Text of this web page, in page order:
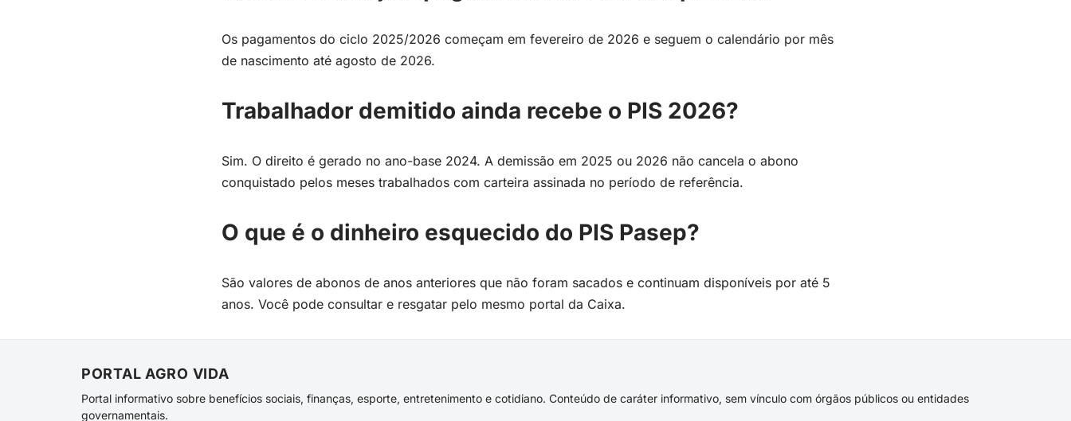
Os pagamentos do ciclo 2025/2026 começam em fevereiro de 2026 e seguem o calendário por mês
de nascimento até agosto de 2026.
Trabalhador demitido ainda recebe o PIS 2026?
Sim. O direito é gerado no ano-base 2024. A demissão em 2025 ou 2026 não cancela o abono
conquistado pelos meses trabalhados com carteira assinada no período de referência.
O que é o dinheiro esquecido do PIS Pasep?
São valores de abonos de anos anteriores que não foram sacados e continuam disponíveis por até 5
anos. Você pode consultar e resgatar pelo mesmo portal da Caixa.
PORTAL AGRO VIDA
Portal informativo sobre benefícios sociais, finanças, esporte, entretenimento e cotidiano. Conteúdo de caráter informativo, sem vínculo com órgãos públicos ou entidades
governamentais.